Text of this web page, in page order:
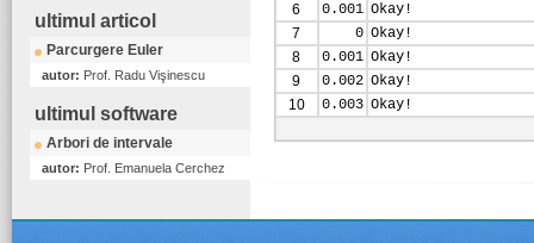
ultimul articol
Parcurgere Euler
autor: Prof. Radu Vişinescu
ultimul software
Arbori de intervale
autor: Prof. Emanuela Cerchez
6
0.001 Okay!
7
0 Okay!
8
0.001 Okay!
9
0.002 Okay!
10
0.003 Okay!